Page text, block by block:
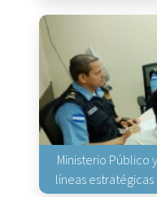
Ministerio Público
líneas